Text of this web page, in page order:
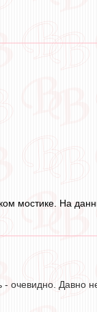
мостике. На
- очевидно. Давно